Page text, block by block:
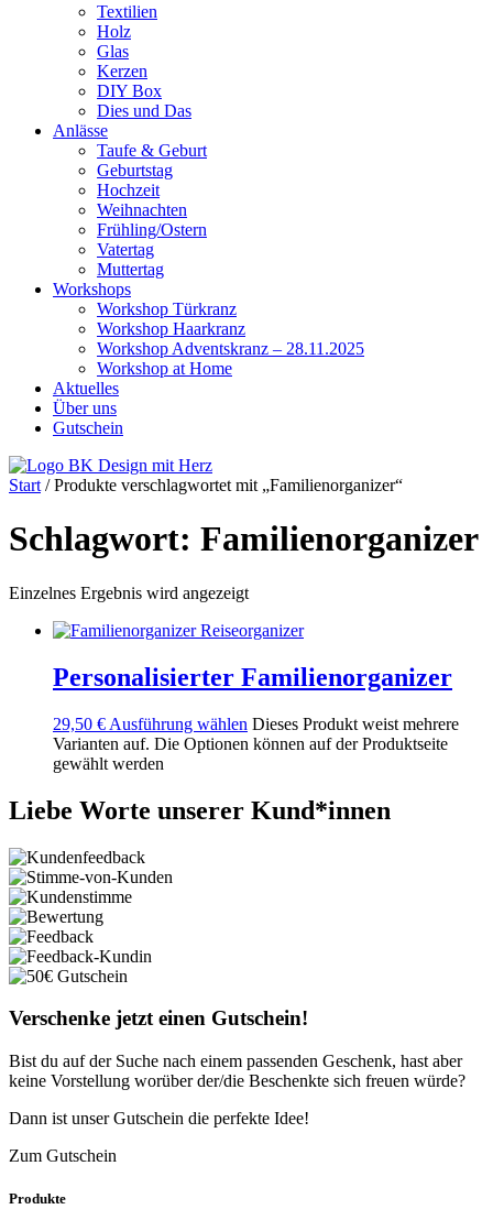
Textilien
Holz
Glas
Kerzen
DIY Box
Dies und Das
Anlässe
Taufe & Geburt
Geburtstag
Hochzeit
Weihnachten
Frühling/Ostern
Vatertag
Muttertag
Workshops
Workshop Türkranz
Workshop Haarkranz
Workshop Adventskranz – 28.11.2025
Workshop at Home
Aktuelles
Über uns
Gutschein
Start / Produkte verschlagwortet mit „Familienorganizer“
Schlagwort: Familienorganizer
Einzelnes Ergebnis wird angezeigt
Personalisierter Familienorganizer
29,50 € Ausführung wählen Dieses Produkt weist mehrere
Varianten auf. Die Optionen können auf der Produktseite
gewählt werden
Liebe Worte unserer Kund*innen
Verschenke jetzt einen Gutschein!
Bist du auf der Suche nach einem passenden Geschenk, hast aber
keine Vorstellung worüber der/die Beschenkte sich freuen würde?
Dann ist unser Gutschein die perfekte Idee!
Zum Gutschein
Produkte